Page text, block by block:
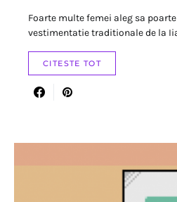
Foarte multe femei aleg sa
vestimentatie traditionale de la
CITESTE TOT